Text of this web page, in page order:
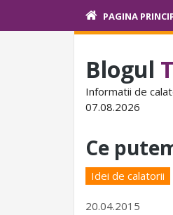
PAGINA
Blogul
Informatii de
07.08.2026
Ce
Idei de calatorii
20.04.2015